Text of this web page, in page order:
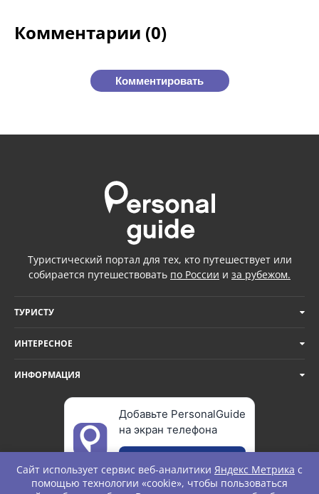
Комментарии (0)
Комментировать
Туристический портал для тех, кто путешествует или
собирается путешествовать по России и за рубежом.
ТУРИСТУ
ИНТЕРЕСНОЕ
ИНФОРМАЦИЯ
Добавьте PersonalGuide
на экран телефона
Сайт использует сервис веб-аналитики Яндекс Метрика с
помощью технологии «cookie», чтобы пользоваться